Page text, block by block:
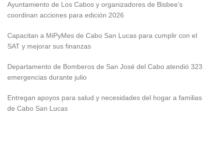
Ayuntamiento de Los Cabos y organizadores de Bisbee’s
coordinan acciones para edición 2026
Capacitan a MiPyMes de Cabo San Lucas para cumplir con el
SAT y mejorar sus finanzas
Departamento de Bomberos de San José del Cabo atendió 323
emergencias durante julio
Entregan apoyos para salud y necesidades del hogar a familias
de Cabo San Lucas